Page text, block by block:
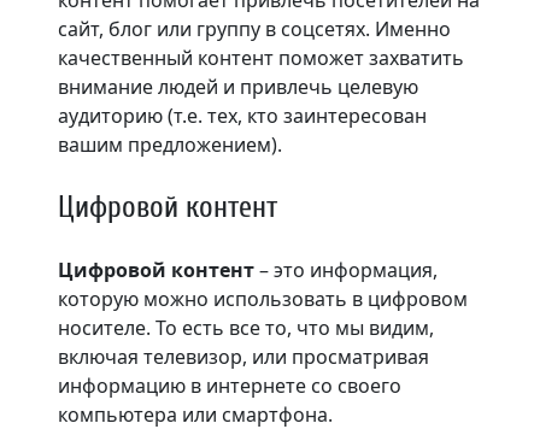
сайт, блог или группу в соцсетях. Именно
качественный контент поможет захватить
внимание людей и привлечь целевую
аудиторию (т.е. тех, кто заинтересован
вашим предложением).
Цифровой контент
Цифровой контент– это информация,
которую можно использовать в цифровом
носителе. То есть все то, что мы видим,
включая телевизор, или просматривая
информацию в интернете со своего
компьютера или смартфона.